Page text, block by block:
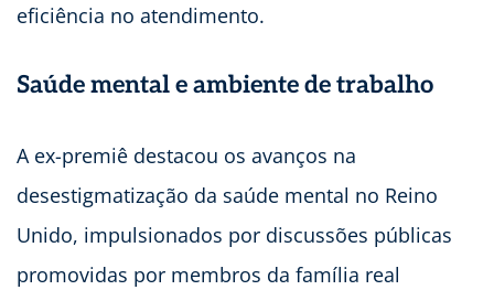
eficiência no atendimento.
Saúde mental e ambiente de trabalho
A ex-premiê destacou os avanços na
desestigmatização da saúde mental no Reino
Unido, impulsionados por discussões públicas
promovidas por membros da família real